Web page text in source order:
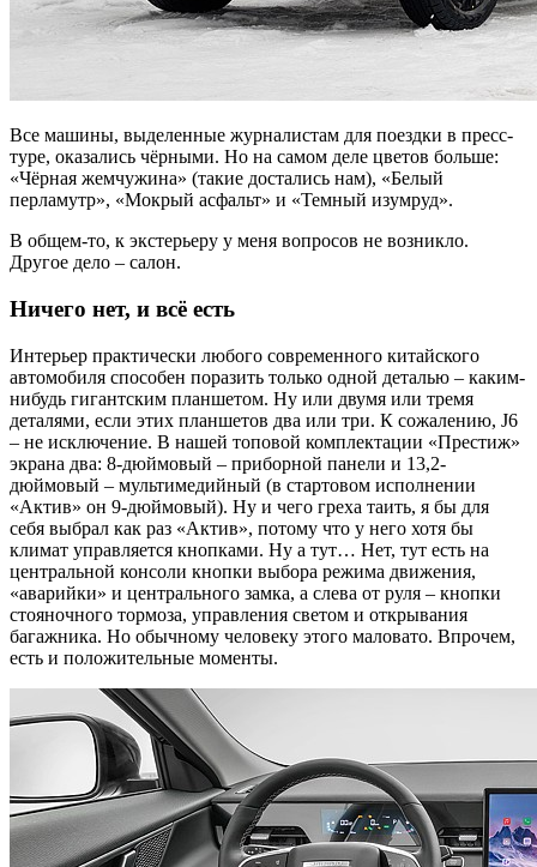
Все машины, выделенные журналистам для поездки в пресс-
туре, оказались чёрными. Но на самом деле цветов больше:
«Чёрная жемчужина» (такие достались нам), «Белый
перламутр», «Мокрый асфальт» и «Темный изумруд».
В общем-то, к экстерьеру у меня вопросов не возникло.
Другое дело – салон.
Ничего нет, и всё есть
Интерьер практически любого современного китайского
автомобиля способен поразить только одной деталью – каким-
нибудь гигантским планшетом. Ну или двумя или тремя
деталями, если этих планшетов два или три. К сожалению, J6
– не исключение. В нашей топовой комплектации «Престиж»
экрана два: 8-дюймовый – приборной панели и 13,2-
дюймовый – мультимедийный (в стартовом исполнении
«Актив» он 9-дюймовый). Ну и чего греха таить, я бы для
себя выбрал как раз «Актив», потому что у него хотя бы
климат управляется кнопками. Ну а тут… Нет, тут есть на
центральной консоли кнопки выбора режима движения,
«аварийки» и центрального замка, а слева от руля – кнопки
стояночного тормоза, управления светом и открывания
багажника. Но обычному человеку этого маловато. Впрочем,
есть и положительные моменты.